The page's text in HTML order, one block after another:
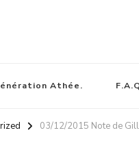
Athée.
03/12/2015 Note de